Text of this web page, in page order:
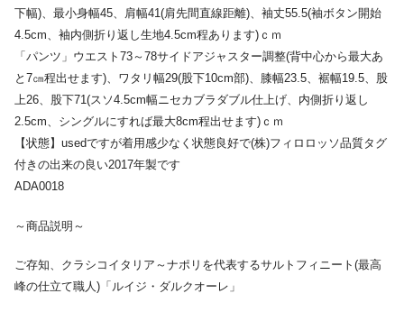
下幅)、最小身幅45、肩幅41(肩先間直線距離)、袖丈55.5(袖ボタン開始
4.5cm、袖内側折り返し生地4.5cm程あります)ｃｍ
「パンツ」ウエスト73～78サイドアジャスター調整(背中心から最大あ
と7㎝程出せます)、ワタリ幅29(股下10cm部)、膝幅23.5、裾幅19.5、股
上26、股下71(スソ4.5cm幅ニセカブラダブル仕上げ、内側折り返し
2.5cm、シングルにすれば最大8cm程出せます)ｃｍ
【状態】usedですが着用感少なく状態良好で(株)フィロロッソ品質タグ
付きの出来の良い2017年製です
ADA0018
～商品説明～
ご存知、クラシコイタリア～ナポリを代表するサルトフィニート(最高
峰の仕立て職人)「ルイジ・ダルクオーレ」